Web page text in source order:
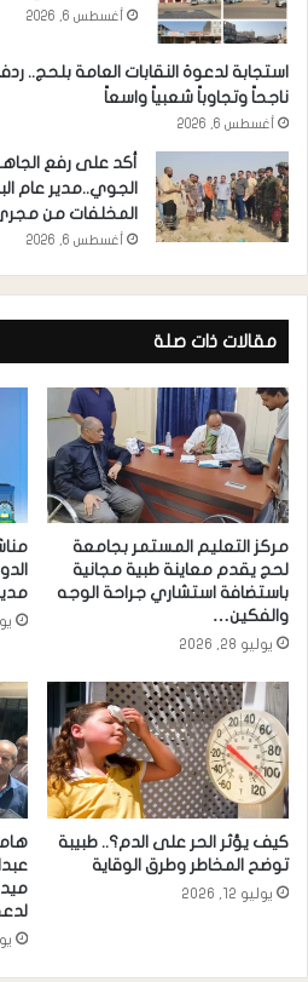
أغسطس 6, 2026
استجابة لدعوة النقابات العامة بلحج..
ناجحاً وتجاوباً شعبياً واسعاً
أغسطس 6, 2026
أكد على رفع
الجوي..مدير عام
المخلفات من
أغسطس 6, 2026
مقالات ذات صلة
مركز التعليم المستمر بجامعة
لحج يقدم معاينة طبية مجانية
باستضافة استشاري جراحة الوجه
والفكين…
يوليو 28, 2026
كيف يؤثر الحر على الدم؟.. طبيبة
توضح المخاطر وطرق الوقاية
يوليو 12, 2026